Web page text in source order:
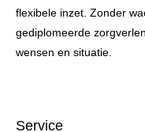
flexibele inzet. Zonder
gediplomeerde
wensen en situatie.
Service